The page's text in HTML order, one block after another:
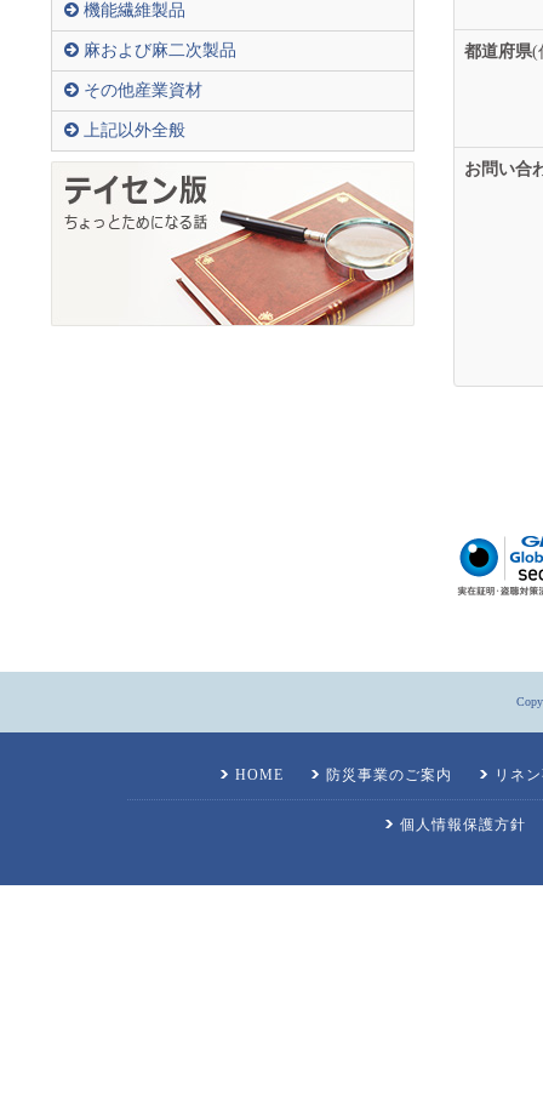
機能繊維製品
麻および麻二次製品
その他産業資材
上記以外全般
都道府県(
お問い合
HOME 防災事業のご案内 リネ
個人情報保護方針